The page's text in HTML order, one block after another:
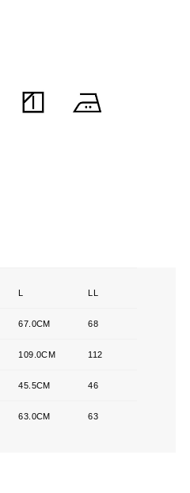
L LL
67.0CM 68
109.0CM 112
45.5CM 46
63.0CM 63